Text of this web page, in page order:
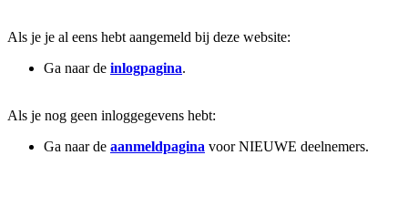
Als je je al eens hebt aangemeld bij deze website:
Ga naar de inlogpagina.
Als je nog geen inloggegevens hebt:
Ga naar de aanmeldpagina voor NIEUWE deelnemers.